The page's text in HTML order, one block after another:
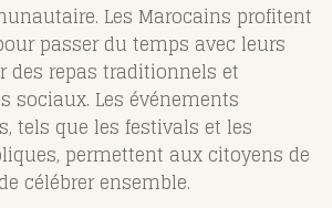
Les Marocains profitent
passer du temps avec leurs
des repas traditionnels et
sociaux. Les événements
tels que les festivals et les
permettent aux citoyens de
célébrer ensemble.